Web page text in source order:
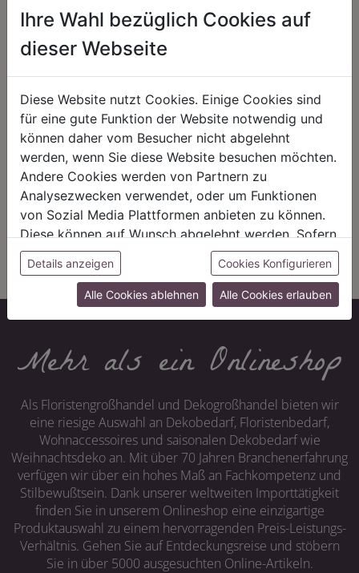
positive Energie schöpfen.
Geschäftsbeziehungen.
REGIONALITÄT
Mit unserer eigenen
Pflanzenproduktion setzen wir auf
unsere Region. Kurze Wege und
eine starke Wirtschaft in Bayern
sind uns wichtig – auch im Handel
arbeiten wir mit regionalen oder
europäischen Manufakturen
zusammen.
NACHHALTIGKEIT
Energiewende hat bei uns Tradition.
Seit 1972 vertrauen wir auf
alternative Energiequellen wie
Solarenergie und Biogas. Statt der
chemischen Keule kommen bei uns
Nützlinge zum Einsatz – wie in der
Natur.
Mehr als ein Onlineshop
Als Floristengroßhandel und Dekogroßhandel bieten wir
eine riesige Auswahl an Dekobedarf, Floristenbedarf,
Wohnaccessoires und saisonalen Dekobedarf wie
Weihnachtsdeko an. Mit über 70 Jahren Branchenerfahrung
verfügen wir über ein hohes Maß an Fachkompetenz und
Stilbewußtsein. Dank unserer weltweiten Importtätigkeit
finden Sie in unserem Onlineshop eine einzigartige
Produktauswahl zu einem hervorragenden Preis-Leistungs-
Verhältnis. Gehen Sie auf Entdeckungsreise und stöbern
Sie in über 5000 ausgesuchten Online-Artikeln.
Ihre Wahl bezüglich Cookies auf
dieser Webseite
Diese Website nutzt Cookies. Einige Cookies sind
für eine gute Funktion der Website notwendig und
können daher vom Besucher nicht abgelehnt
werden, wenn Sie diese Website besuchen möchten.
Andere Cookies werden von Partnern zu
Analysezwecken verwendet, oder um Funktionen
von Sozial Media Plattformen anbieten zu können.
Diese können auf Wunsch abgelehnt werden. Sofern
sie unsere Webseite weiter nutzen, geben Sie
Einwilligung zu unseren Cookies.
Details anzeigen Cookies Konfigurieren
Alle Cookies ablehnen Alle Cookies erlauben